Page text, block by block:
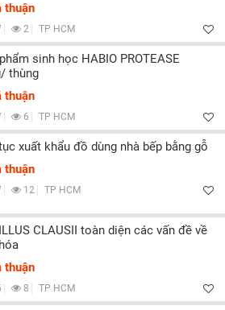
thuận
2 TP HCM
sinh học HABIO PROTEASE
thùng
thuận
6 TP HCM
xuất khẩu đồ dùng nhà bếp bằng gỗ
thuận
12 TP HCM
CLAUSII toàn diện các vấn đề về
thuận
8 TP HCM